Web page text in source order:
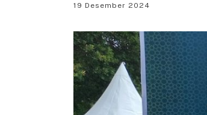
19 Desember 2024
View
Larger
Image